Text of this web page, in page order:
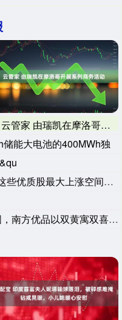
云管家 由瑞凯在摩洛哥开展系列商务活动
能大电池的400MWh独
质股最大上涨空间超80%
方优品以双黄寓双喜、以